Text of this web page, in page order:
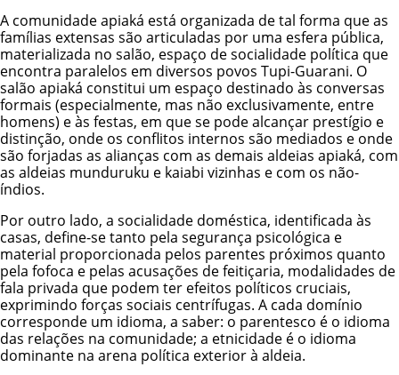
A comunidade apiaká está organizada de tal forma que as
famílias extensas são articuladas por uma esfera pública,
materializada no salão, espaço de socialidade política que
encontra paralelos em diversos povos Tupi-Guarani. O
salão apiaká constitui um espaço destinado às conversas
formais (especialmente, mas não exclusivamente, entre
homens) e às festas, em que se pode alcançar prestígio e
distinção, onde os conflitos internos são mediados e onde
são forjadas as alianças com as demais aldeias apiaká, com
as aldeias munduruku e kaiabi vizinhas e com os não-
índios.
Por outro lado, a socialidade doméstica, identificada às
casas, define-se tanto pela segurança psicológica e
material proporcionada pelos parentes próximos quanto
pela fofoca e pelas acusações de feitiçaria, modalidades de
fala privada que podem ter efeitos políticos cruciais,
exprimindo forças sociais centrífugas. A cada domínio
corresponde um idioma, a saber: o parentesco é o idioma
das relações na comunidade; a etnicidade é o idioma
dominante na arena política exterior à aldeia.